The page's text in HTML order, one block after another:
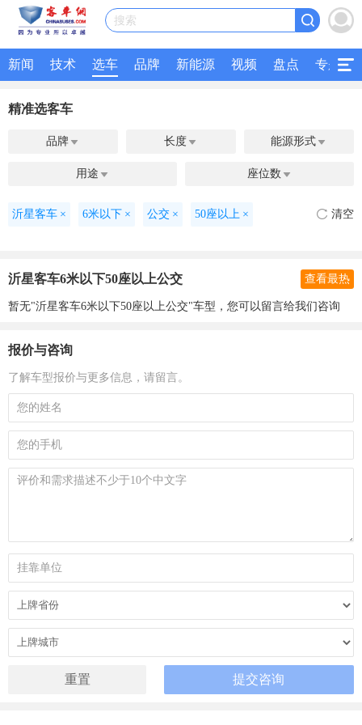
搜索
新闻 技术 选车 品牌 新能源 视频 盘点 专题
精准选客车
品牌  长度  能源形式 
用途  座位数 
沂星客车 × 6米以下 × 公交 × 50座以上 × 清空
沂星客车6米以下50座以上公交 查看最热
暂无"沂星客车6米以下50座以上公交"车型，您可以留言给我们咨询
报价与咨询
了解车型报价与更多信息，请留言。